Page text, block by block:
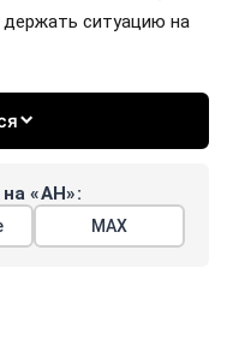
ситуацию на
«АН»:
МАХ